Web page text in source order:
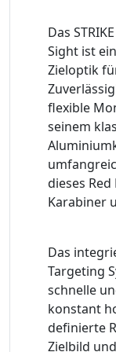
Das
Sight ist
Zieloptik
flexible
seinem
dieses
Karabiner
Das
Targeting
schnelle
konstant
definierte
Zielbild